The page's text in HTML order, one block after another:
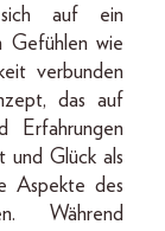
auf ein
Gefühlen wie
verbunden
das auf
Erfahrungen
und Glück als
Aspekte des
Während